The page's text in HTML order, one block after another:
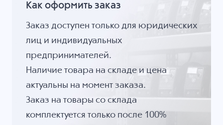
Как оформить заказ
Заказ доступен только для юридических
лиц и индивидуальных
предпринимателей.
Наличие товара на складе и цена
актуальны на момент заказа.
Заказ на товары со склада
комплектуется только после 100%